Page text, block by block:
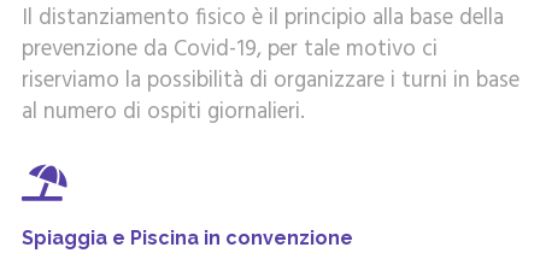
Il distanziamento fisico è il principio alla base della
prevenzione da Covid-19, per tale motivo ci
riserviamo la possibilità di organizzare i turni in base
al numero di ospiti giornalieri.
Spiaggia e Piscina in convenzione